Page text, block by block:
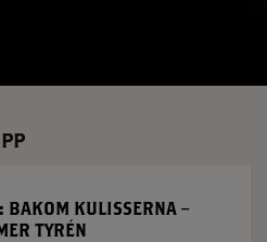
BAKOM KULISSERNA –
TYRÉN